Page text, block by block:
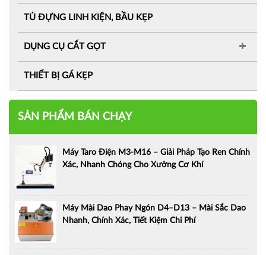
TỦ ĐỰNG LINH KIỆN, BẦU KẸP
DỤNG CỤ CẮT GỌT
THIẾT BỊ GÁ KẸP
SẢN PHẨM BÁN CHẠY
Máy Taro Điện M3-M16 – Giải Pháp Tạo Ren Chính
Xác, Nhanh Chóng Cho Xưởng Cơ Khí
Máy Mài Dao Phay Ngón D4–D13 – Mài Sắc Dao
Nhanh, Chính Xác, Tiết Kiệm Chi Phí